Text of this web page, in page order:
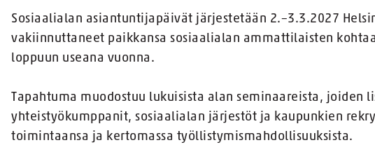
Sosiaalialan asiantuntijapäivät järjestetään 2.–3.3.2027
vakiinnuttaneet paikkansa sosiaalialan ammattilaisten
loppuun useana vuonna.
Tapahtuma muodostuu lukuisista alan seminaareista, joiden
yhteistyökumppanit, sosiaalialan järjestöt ja kaupunkien
toimintaansa ja kertomassa työllistymismahdollisuuksista.